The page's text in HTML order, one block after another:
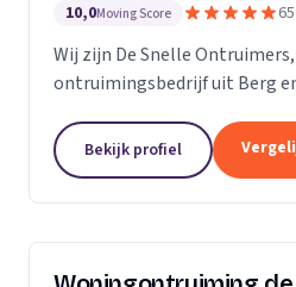
10,0Moving Score
Wij zijn De Snelle
ontruimingsbedrijf uit Berg
Bekijk profiel